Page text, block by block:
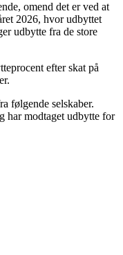
omend det er ved at
2026, hvor udbyttet
udbytte fra de store
efter skat på
følgende selskaber.
har modtaget udbytte for